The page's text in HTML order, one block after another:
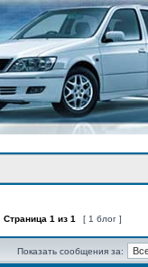
Страница 1 из 1 [ 1 блог ]
Показать сообщения за: